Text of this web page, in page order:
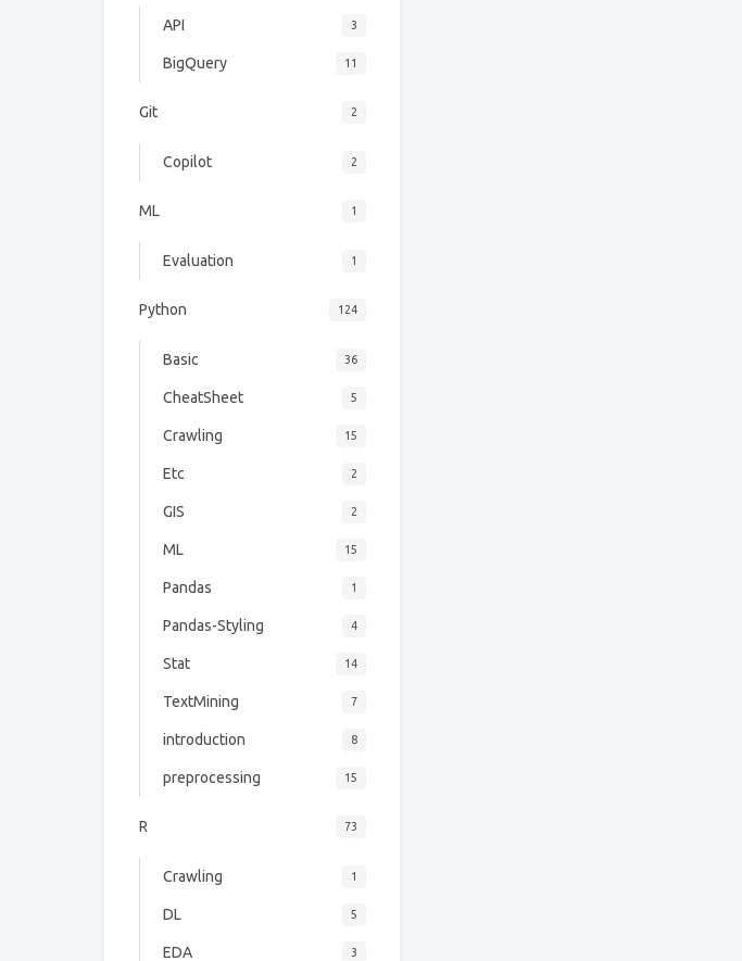
API 3
BigQuery 11
Git 2
Copilot 2
ML 1
Evaluation 1
Python 124
Basic 36
CheatSheet 5
Crawling 15
Etc 2
GIS 2
ML 15
Pandas 1
Pandas-Styling 4
Stat 14
TextMining 7
introduction 8
preprocessing 15
R 73
Crawling 1
DL 5
EDA 3